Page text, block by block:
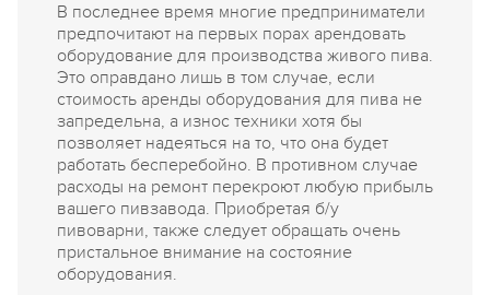
В последнее время многие предприниматели
предпочитают на первых порах арендовать
оборудование для производства живого пива.
Это оправдано лишь в том случае, если
стоимость аренды оборудования для пива не
запредельна, а износ техники хотя бы
позволяет надеяться на то, что она будет
работать бесперебойно. В противном случае
расходы на ремонт перекроют любую прибыль
вашего пивзавода. Приобретая б/у
пивоварни, также следует обращать очень
пристальное внимание на состояние
оборудования.